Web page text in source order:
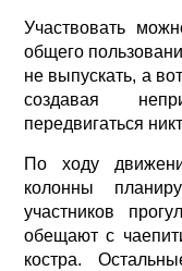
Участвовать
общего
не выпускать, а
создавая
передвигаться
По ходу
колонны
участников
обещают с
костра.